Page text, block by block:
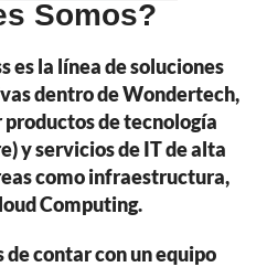
Somos?
es la línea de soluciones
dentro de Wondertech,
de tecnología
y servicios de IT de alta
como infraestructura,
Computing.
contar con un equipo